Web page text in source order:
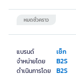
แบรนด์ เช็ก
จำหน่ายโดย B2S
ดำเนินการโดย B2S
หมดชั่วคราว